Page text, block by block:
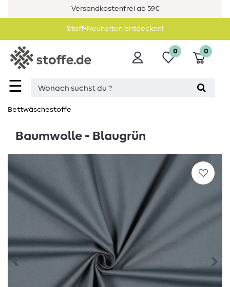
Versandkostenfrei ab 59€
Stoff-Neuheiten entdecken!
☰
0 0
Bettwäschestoffe
Baumwolle - Blaugrün